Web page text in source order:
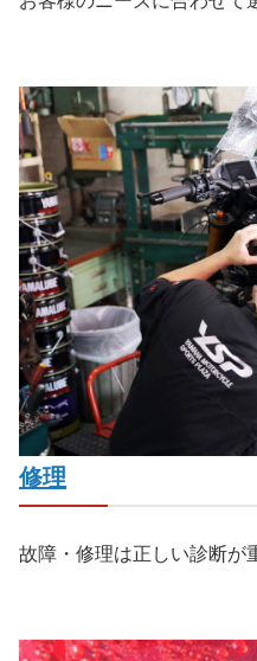
修理
故障・修理は正しい診断が